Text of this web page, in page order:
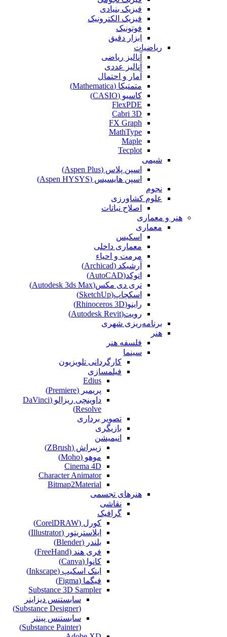
فیزیک بنیادی
فیزیک الکترونیک
فوتونیک
ابزار دقیق
ریاضیات
آنالیز ریاضی
آنالیز عددی
آمار و احتمال
متمتیکا (Mathematica)
کاسیو (CASIO)
FlexPDE
Cabri 3D
FX Graph
MathType
Maple
Tecplot
شیمی
اسپن پلاس (Aspen Plus)
اسپن هایسیس (Aspen HYSYS)
نجوم
علوم کشاورزی
اصلاح نباتات
هنر و معماری
معماری
اسکیس
معماری داخلی
مرمت و احیاء
آرشیکد (Archicad)
اتوکد(AutoCAD)
تری دی مکس(Autodesk 3ds Max)
اسکچاپ(SketchUp)
راینو(Rhinoceros 3D)
رویت(Autodesk Revit)
برنامه‌ریزی شهری
هنر
فلسفه هنر
سینما
کارگردانی تلویزیون
فیلمسازی
Edius
پریمیر (Premiere)
داوینچی ریزالو (DaVinci
Resolve)
تصویر برداری
بازیگری
انیمیشن
زیبراش (ZBrush)
موهو (Moho)
Cinema 4D
Character Animator
Bitmap2Material
هنرهای تجسمی
نقاشی‌
گرافیک
کورل (CorelDRAW)
ایلاستریتور (Illustrator)
بلندر (Blender)
فری هند (FreeHand)
کانوا (Canva)
اینک اسکیپ (Inkscape)
فیگما (Figma‎)
Substance 3D Sampler
سابستنس دیزاینر
(Substance Designer)
سابستنس پینتر
(Substance Painter)